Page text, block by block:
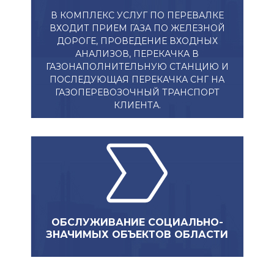
В КОМПЛЕКС УСЛУГ ПО ПЕРЕВАЛКЕ
ВХОДИТ ПРИЕМ ГАЗА ПО ЖЕЛЕЗНОЙ
ДОРОГЕ, ПРОВЕДЕНИЕ ВХОДНЫХ
АНАЛИЗОВ, ПЕРЕКАЧКА В
ГАЗОНАПОЛНИТЕЛЬНУЮ СТАНЦИЮ И
ПОСЛЕДУЮЩАЯ ПЕРЕКАЧКА СНГ НА
ГАЗОПЕРЕВОЗОЧНЫЙ ТРАНСПОРТ
КЛИЕНТА.
ОБСЛУЖИВАНИЕ СОЦИАЛЬНО-
ЗНАЧИМЫХ ОБЪЕКТОВ ОБЛАСТИ